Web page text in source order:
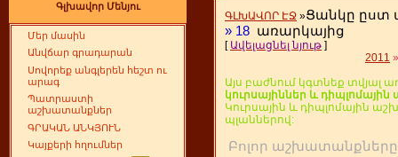
Գլխավոր Մենյու
Մեր մասին
Անվճար գրադարան
Սովորեք անգլերեն հեշտ ու
արագ
Պատրաստի
աշխատանքներ
ԳՐԱԿԱՆ ԱՆԿՅՈՒՆ
Կայքերի հղումներ
ԳԼԽԱՎՈՐ ԷՋ »Ցանկը ըստ
» 18 առարկայից
[ Ավելացնել նյութ ]
2011 »
Այս բաժնում կգտնեք տվյալ
կուրսայիններ և
Կուրսային և դիպլոմային
պլաններով:
Բոլոր